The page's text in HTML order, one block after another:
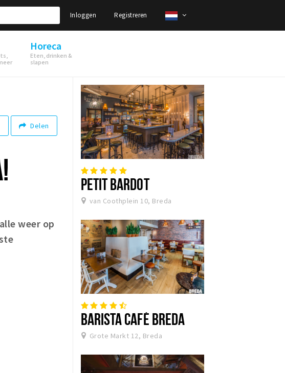
Inloggen Registreren
Horeca
Eten, drinken &
slapen
Delen
weer op
PETIT BARDOT
van Coothplein 10, Breda
BARISTA CAFÉ BREDA
Grote Markt 12, Breda